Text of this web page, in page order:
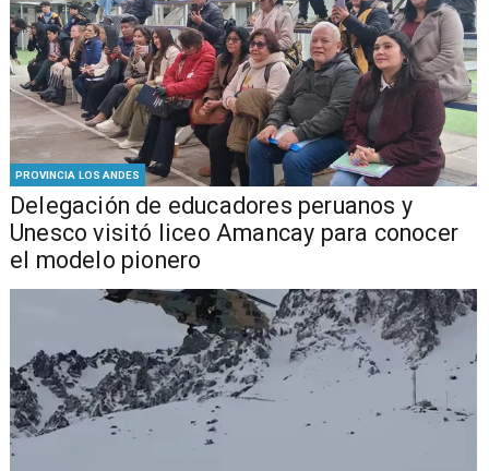
PROVINCIA LOS ANDES
Delegación de educadores peruanos y
Unesco visitó liceo Amancay para conocer
el modelo pionero